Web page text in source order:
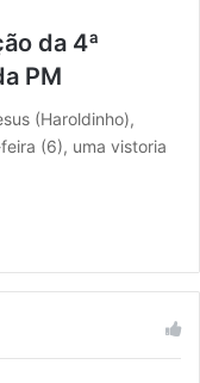
da 4ª
PM
(Haroldinho),
(6), uma vistoria